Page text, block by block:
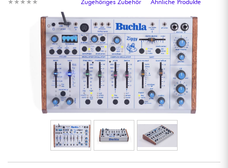
Klaviere & Piano
Synths & samplers
Studio
Kopfhörer
Mikros
★ ★ ★ ★ ★
★ ★ ★ ★ ★
Zugehöriges Zubehör
Ähnliche Produkte